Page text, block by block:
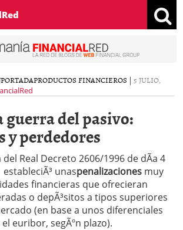
PORTADAPRODUCTOS FINANCIEROS | 5 JULIO,
guerra del pasivo:
y perdedores
del Real Decreto 2606/1996 de dÃ­a 4
unaspenalizaciones muy
financieras que ofrecieran
o depÃ³sitos a tipos superiores
(en base a unos diferenciales
euribor, segÃºn plazo).